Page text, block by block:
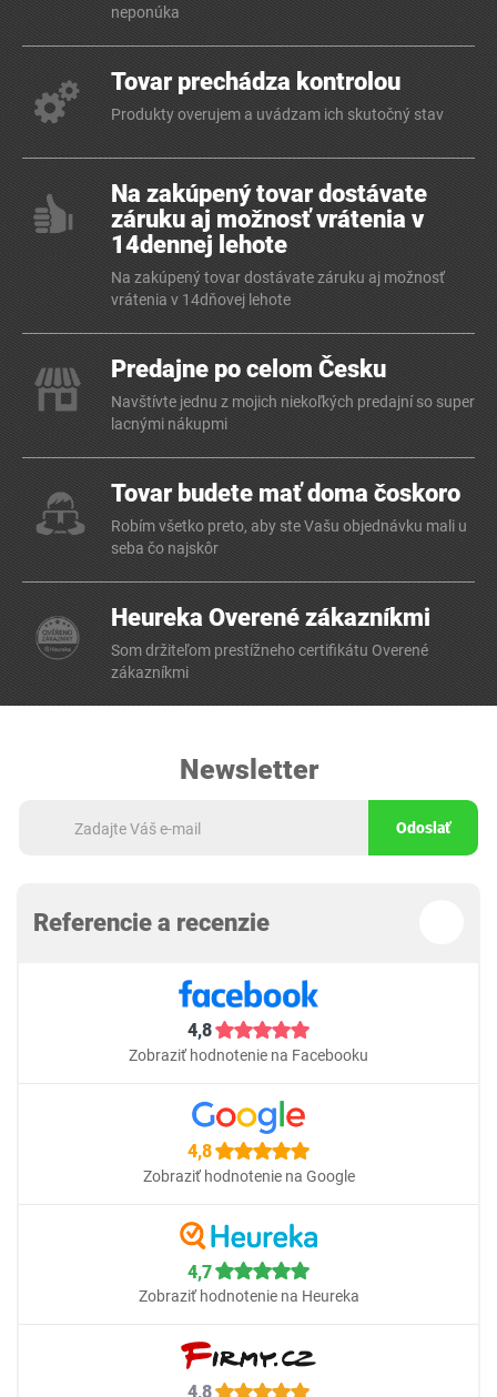
neponúka
Tovar prechádza kontrolou
Produkty overujem a uvádzam ich skutočný stav
Na zakúpený tovar dostávate
záruku aj možnosť vrátenia v
14dennej lehote
Na zakúpený tovar dostávate záruku aj možnosť
vrátenia v 14dňovej lehote
Predajne po celom Česku
Navštívte jednu z mojich niekoľkých predajní so super
lacnými nákupmi
Tovar budete mať doma čoskoro
Robím všetko preto, aby ste Vašu objednávku mali u
seba čo najskôr
Heureka Overené zákazníkmi
Som držiteľom prestížneho certifikátu Overené
zákazníkmi
Newsletter
Odoslať
Referencie a recenzie
4,8
Zobraziť hodnotenie na Facebooku
4,8
Zobraziť hodnotenie na Google
4,7
Zobraziť hodnotenie na Heureka
4,8